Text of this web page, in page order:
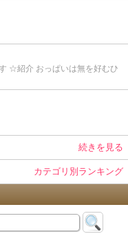
☆紹介 おっぱいは無を好むひ
続きを見る
カテゴリ別ランキング